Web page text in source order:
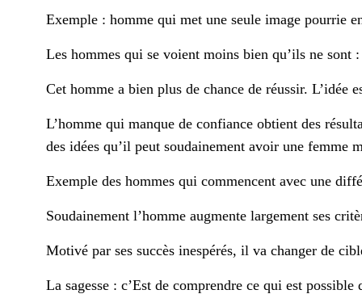
Exemple : homme qui met une seule image pourrie
Les hommes qui se voient moins bien qu’ils ne sont
Cet homme a bien plus de chance de réussir. L’idée
L’homme qui manque de confiance obtient des
des idées qu’il peut soudainement avoir une femme
Exemple des hommes qui commencent avec une
Soudainement l’homme augmente largement ses
Motivé par ses succès inespérés, il va changer de
La sagesse : c’Est de comprendre ce qui est possible